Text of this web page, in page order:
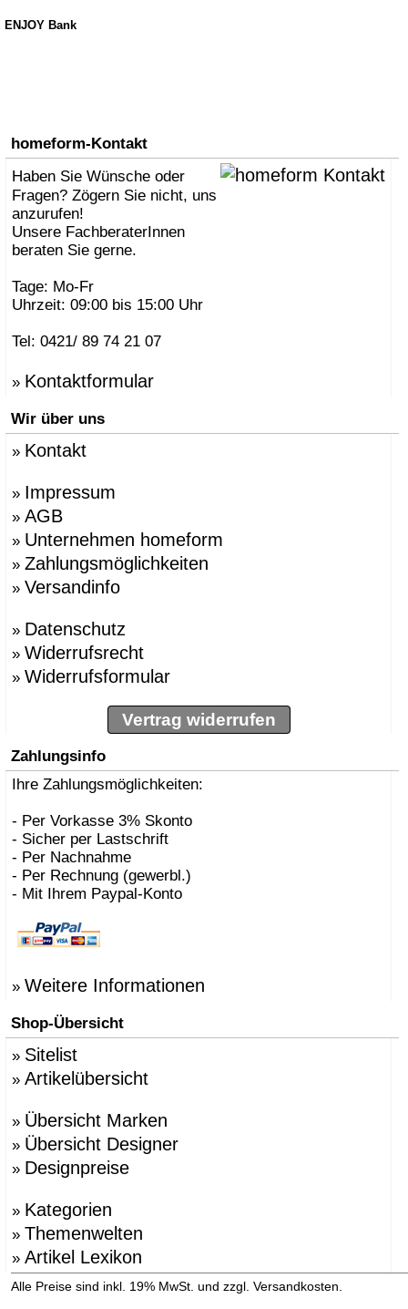
ENJOY Bank
homeform-Kontakt
Haben Sie Wünsche oder
Fragen? Zögern Sie nicht, uns
anzurufen!
Unsere FachberaterInnen
beraten Sie gerne.
Tage: Mo-Fr
Uhrzeit: 09:00 bis 15:00 Uhr
Tel: 0421/ 89 74 21 07
» Kontaktformular
Wir über uns
» Kontakt
» Impressum
» AGB
» Unternehmen homeform
» Zahlungsmöglichkeiten
» Versandinfo
» Datenschutz
» Widerrufsrecht
» Widerrufsformular
Vertrag widerrufen
Zahlungsinfo
Ihre Zahlungsmöglichkeiten:
- Per Vorkasse 3% Skonto
- Sicher per Lastschrift
- Per Nachnahme
- Per Rechnung (gewerbl.)
- Mit Ihrem Paypal-Konto
» Weitere Informationen
Shop-Übersicht
» Sitelist
» Artikelübersicht
» Übersicht Marken
» Übersicht Designer
» Designpreise
» Kategorien
» Themenwelten
» Artikel Lexikon
Alle Preise sind inkl. 19% MwSt. und zzgl. Versandkosten.